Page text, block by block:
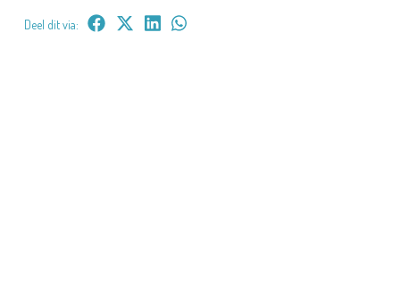
Deel dit via: